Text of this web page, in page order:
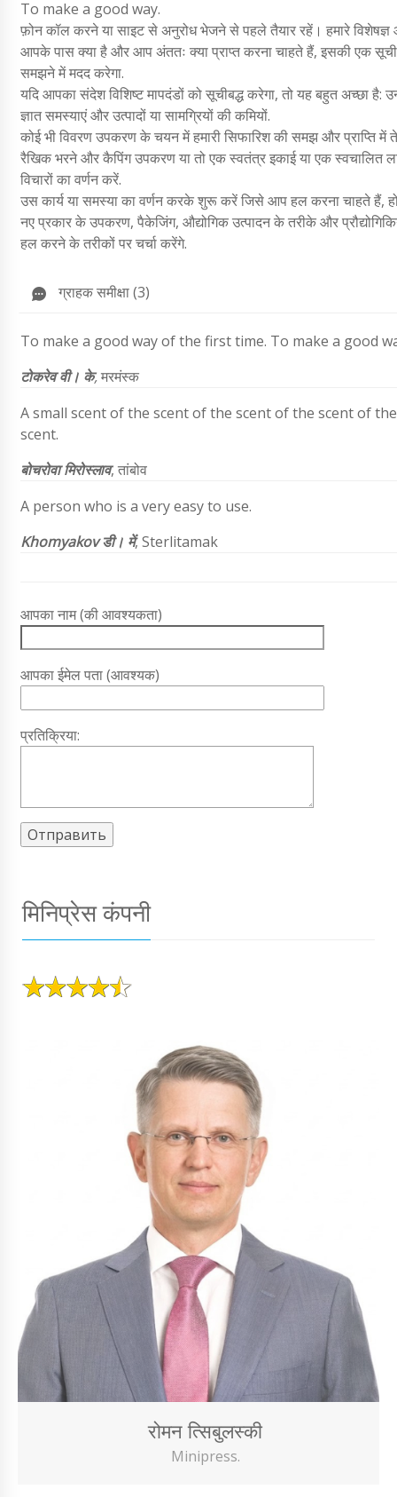
To make a good way.
फ़ोन कॉल करने या साइट से अनुरोध भेजने से पहले तैयार रहें। हमारे
आपके पास क्या है और आप अंततः क्या प्राप्त करना चाहते हैं, इसकी एक
समझने में मदद करेगा.
यदि आपका संदेश विशिष्ट मापदंडों को सूचीबद्ध करेगा, तो यह बहुत अच्छा
ज्ञात समस्याएं और उत्पादों या सामग्रियों की कमियों.
कोई भी विवरण उपकरण के चयन में हमारी सिफारिश की समझ और प्राप्ति में
रैखिक भरने और कैपिंग उपकरण या तो एक स्वतंत्र इकाई या एक स्वचालित
विचारों का वर्णन करें.
उस कार्य या समस्या का वर्णन करके शुरू करें जिसे आप हल करना चाहते हैं,
नए प्रकार के उपकरण, पैकेजिंग, औद्योगिक उत्पादन के तरीके और
हल करने के तरीकों पर चर्चा करेंगे.
ग्राहक समीक्षा (3)
To make a good way of the first time. To make a good
टोकरेव वी। के,मरमंस्क
A small scent of the scent of the scent of the scent of
scent.
बोचरोवा मिरोस्लाव, तांबोव
A person who is a very easy to use.
Khomyakovडी। में, Sterlitamak
आपका नाम (की आवश्यकता)
आपका ईमेल पता (आवश्यक)
प्रतिक्रिया:
मिनिप्रेस कंपनी
रोमन त्सिबुलस्की
Minipress.